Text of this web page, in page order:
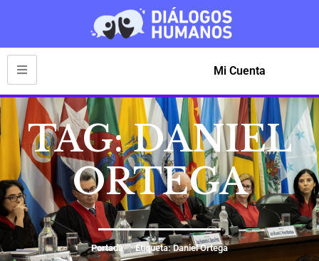
Mi Cuenta
TAG: DANIEL
ORTEGA
Portada Etiqueta: Daniel Ortega